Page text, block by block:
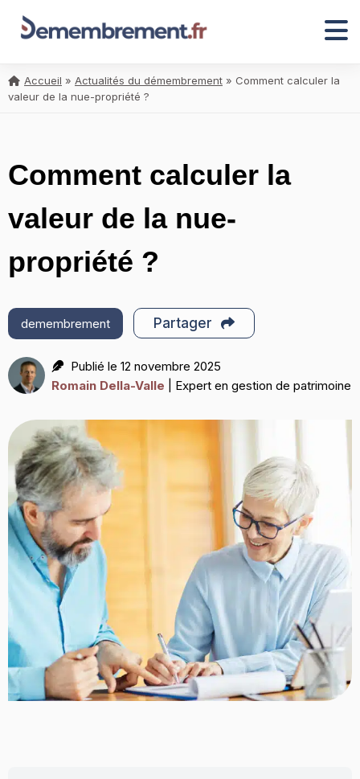
Accueil » Actualités du démembrement » Comment calculer la
valeur de la nue-propriété ?
Comment calculer la
valeur de la nue-
propriété ?
demembrement Partager
Publié le 12 novembre 2025
Romain Della-Valle
| Expert en gestion de patrimoine